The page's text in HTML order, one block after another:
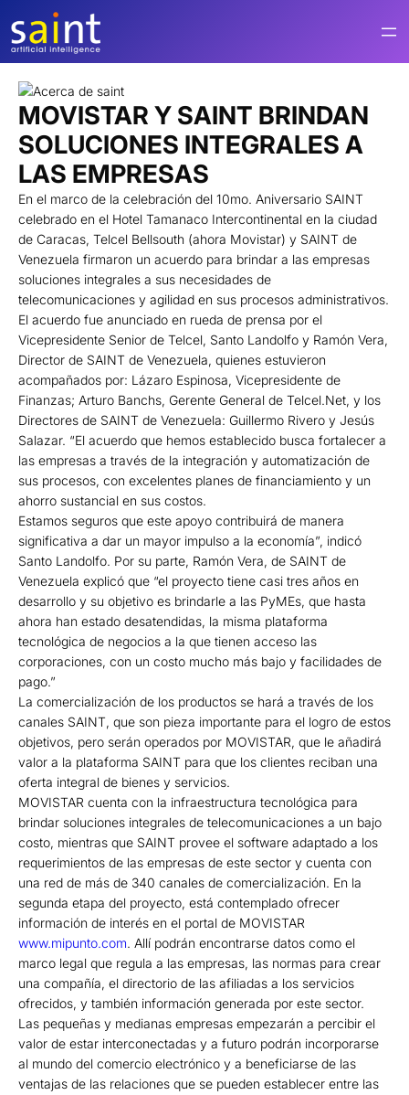
contenido
MOVISTAR Y SAINT BRINDAN
SOLUCIONES INTEGRALES A
LAS EMPRESAS
En el marco de la celebración del 10mo. Aniversario SAINT
celebrado en el Hotel Tamanaco Intercontinental en la ciudad
de Caracas, Telcel Bellsouth (ahora Movistar) y SAINT de
Venezuela firmaron un acuerdo para brindar a las empresas
soluciones integrales a sus necesidades de
telecomunicaciones y agilidad en sus procesos administrativos.
El acuerdo fue anunciado en rueda de prensa por el
Vicepresidente Senior de Telcel, Santo Landolfo y Ramón Vera,
Director de SAINT de Venezuela, quienes estuvieron
acompañados por: Lázaro Espinosa, Vicepresidente de
Finanzas; Arturo Banchs, Gerente General de Telcel.Net, y los
Directores de SAINT de Venezuela: Guillermo Rivero y Jesús
Salazar. “El acuerdo que hemos establecido busca fortalecer a
las empresas a través de la integración y automatización de
sus procesos, con excelentes planes de financiamiento y un
ahorro sustancial en sus costos.
Estamos seguros que este apoyo contribuirá de manera
significativa a dar un mayor impulso a la economía”, indicó
Santo Landolfo. Por su parte, Ramón Vera, de SAINT de
Venezuela explicó que “el proyecto tiene casi tres años en
desarrollo y su objetivo es brindarle a las PyMEs, que hasta
ahora han estado desatendidas, la misma plataforma
tecnológica de negocios a la que tienen acceso las
corporaciones, con un costo mucho más bajo y facilidades de
pago.”
La comercialización de los productos se hará a través de los
canales SAINT, que son pieza importante para el logro de estos
objetivos, pero serán operados por MOVISTAR, que le añadirá
valor a la plataforma SAINT para que los clientes reciban una
oferta integral de bienes y servicios.
MOVISTAR cuenta con la infraestructura tecnológica para
brindar soluciones integrales de telecomunicaciones a un bajo
costo, mientras que SAINT provee el software adaptado a los
requerimientos de las empresas de este sector y cuenta con
una red de más de 340 canales de comercialización. En la
segunda etapa del proyecto, está contemplado ofrecer
información de interés en el portal de MOVISTAR
www.mipunto.com. Allí podrán encontrarse datos como el
marco legal que regula a las empresas, las normas para crear
una compañía, el directorio de las afiliadas a los servicios
ofrecidos, y también información generada por este sector.
Las pequeñas y medianas empresas empezarán a percibir el
valor de estar interconectadas y a futuro podrán incorporarse
al mundo del comercio electrónico y a beneficiarse de las
ventajas de las relaciones que se pueden establecer entre las